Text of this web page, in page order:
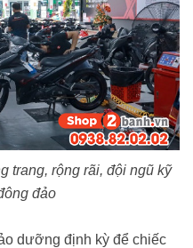
trang, rộng rãi, đội ngũ kỹ
đảo
dưỡng định kỳ để chiếc